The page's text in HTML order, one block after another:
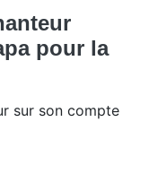
pour la
sur son compte